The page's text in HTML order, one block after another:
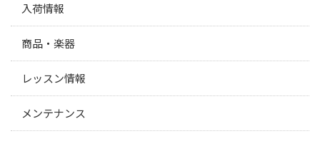
入荷情報
商品・楽器
レッスン情報
メンテナンス